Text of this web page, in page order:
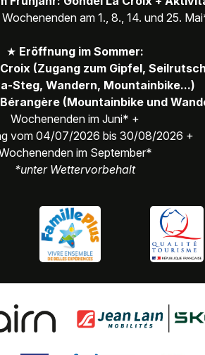
am 1., 8., 14. und 25.
★ Eröffnung im Sommer:
(Zugang zum Gipfel,
Steg, Wandern, Mountainbike...)
(Mountainbike und
Wochenenden im Juni* +
vom 04/07/2026 bis 30/08/2026 +
im September*
*unter Wettervorbehalt